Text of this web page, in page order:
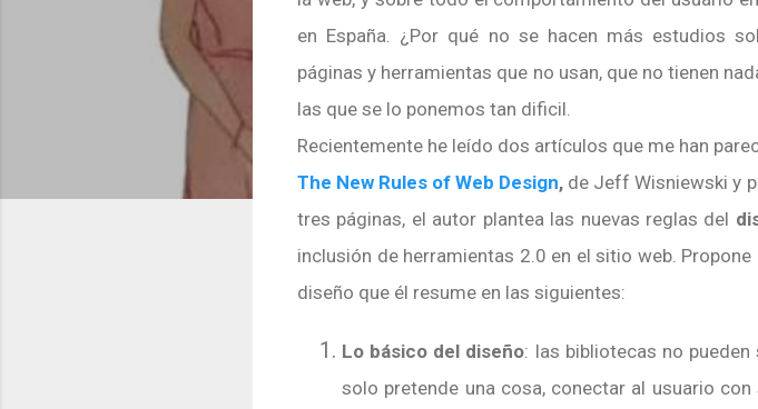
en España. ¿Por qué no se hacen más estudios
páginas y herramientas que no usan, que no tienen
las que se lo ponemos tan dificil.
Recientemente he leído dos artículos que me han
The New Rules of Web Design, de Jeff Wisniewski y
tres páginas, el autor plantea las nuevas reglas del
inclusión de herramientas 2.0 en el sitio web.
diseño que él resume en las siguientes:
Lo básico del diseño: las bibliotecas no
solo pretende una cosa, conectar al usuario